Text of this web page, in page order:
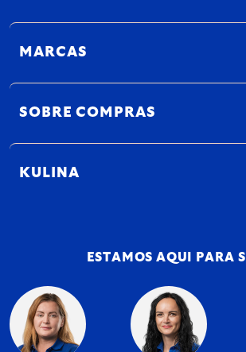
MARCAS
SOBRE COMPRAS
KULINA
ESTAMOS AQUI PARA SI